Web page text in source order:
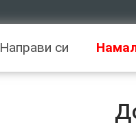
Направи си